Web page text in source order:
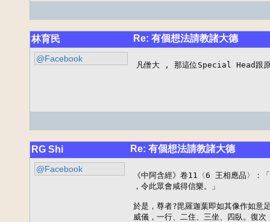
林育民 Re: 有個想法請教諸大德
@Facebook
凡僧大 , 那這位Special Head跟原
RG Shi Re: 有個想法請教諸大德
@Facebook
《中阿含經》卷11〈6 王相應品〉：
，令此眾會咸得信樂。」
於是，尊者?毘羅迦葉即如其像作如意
威儀，一行、二住、三坐、四臥。復